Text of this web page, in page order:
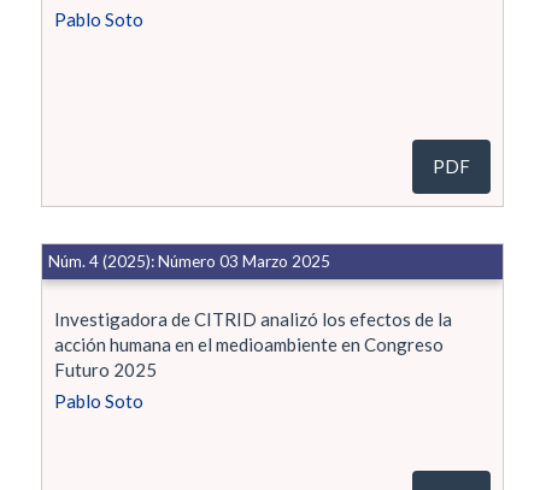
Pablo Soto
PDF
Investigadora de CITRID analizó los efectos de la
acción humana en el medioambiente en Congreso
Futuro 2025
Pablo Soto
Núm. 4 (2025): Número 03 Marzo 2025